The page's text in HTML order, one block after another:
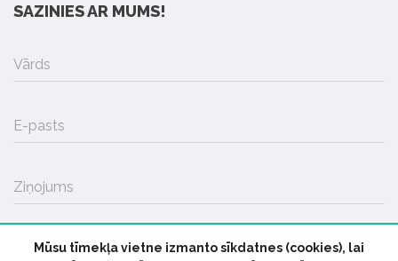
SAZINIES AR MUMS!
Vārds
E-pasts
Ziņojums
Mūsu tīmekļa vietne izmanto sīkdatnes (cookies), lai